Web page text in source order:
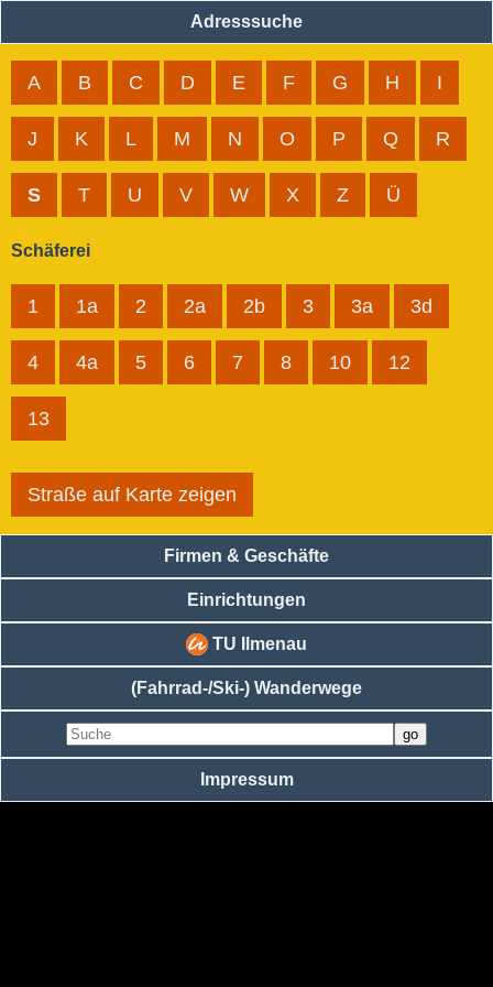
Adresssuche
A B C D E F G H I
J K L M N O P Q R
S T U V W X Z Ü
Schäferei
1 1a 2 2a 2b 3 3a 3d
4 4a 5 6 7 8 10 12
13
Straße auf Karte zeigen
Firmen & Geschäfte
Einrichtungen
TU Ilmenau
(Fahrrad-/Ski-) Wanderwege
Impressum